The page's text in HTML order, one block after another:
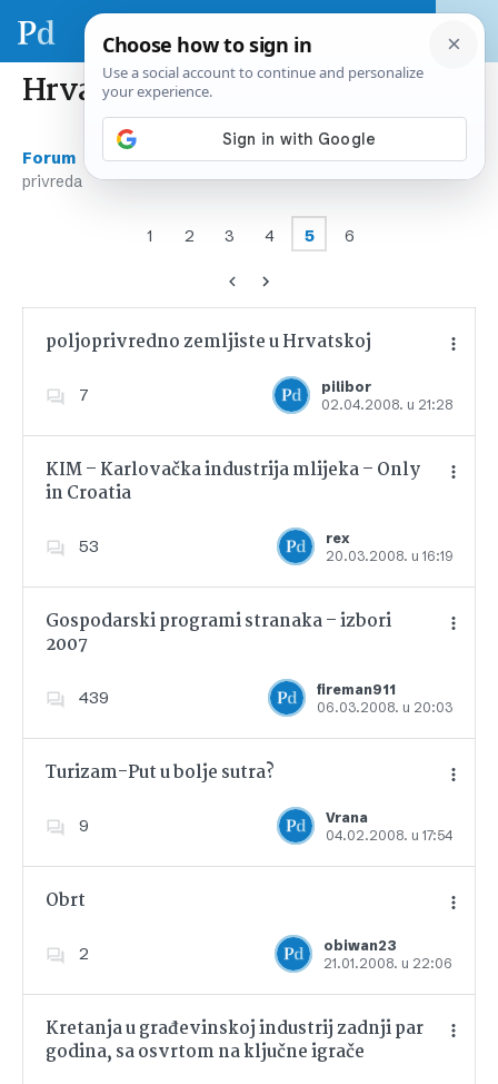
Hrvatska privreda
Forum Gospodarstvo i financije ›
Hrvatska
privreda
1 2 3 4 5 6
poljoprivredno zemljiste u Hrvatskoj
7
pilibor
02.04.2008. u 21:28
Dodajte u favorite
KIM – Karlovačka industrija mlijeka – Only
in Croatia
53
rex
20.03.2008. u 16:19
Dodajte u favorite
Gospodarski programi stranaka – izbori
2007
439
fireman911
06.03.2008. u 20:03
Dodajte u favorite
Turizam-Put u bolje sutra?
9
Vrana
04.02.2008. u 17:54
Dodajte u favorite
Obrt
2
obiwan23
21.01.2008. u 22:06
Dodajte u favorite
Kretanja u građevinskoj industrij zadnji par
godina, sa osvrtom na ključne igrače